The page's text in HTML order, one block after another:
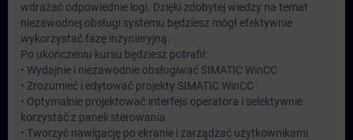
wdrażać odpowiednie logi. Dzięki zdobytej wiedzy na temat
niezawodnej obsługi systemu będziesz mógł efektywnie
wykorzystać fazę inżynieryjną.
Po ukończeniu kursu będziesz potrafił:
• Wydajnie i niezawodnie obsługiwać SIMATIC WinCC
• Zrozumieć i edytować projekty SIMATIC WinCC
• Optymalnie projektować interfejs operatora i selektywnie
korzystać z paneli sterowania
• Tworzyć nawigację po ekranie i zarządzać użytkownikami